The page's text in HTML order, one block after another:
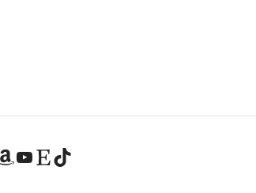
YouTube
Etsy-ShopTikTok